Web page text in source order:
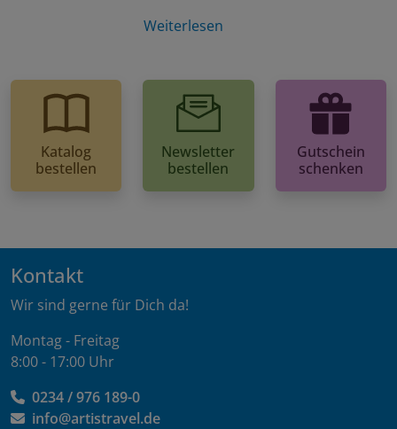
Weiterlesen
Katalog
bestellen
Newsletter
bestellen
Gutschein
schenken
Kontakt
Wir sind gerne für Dich da!
Montag - Freitag
8:00 - 17:00 Uhr
0234 / 976 189-0
info@artistravel.de